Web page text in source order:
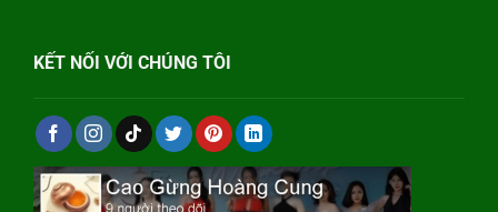
KẾT NỐI VỚI CHÚNG TÔI